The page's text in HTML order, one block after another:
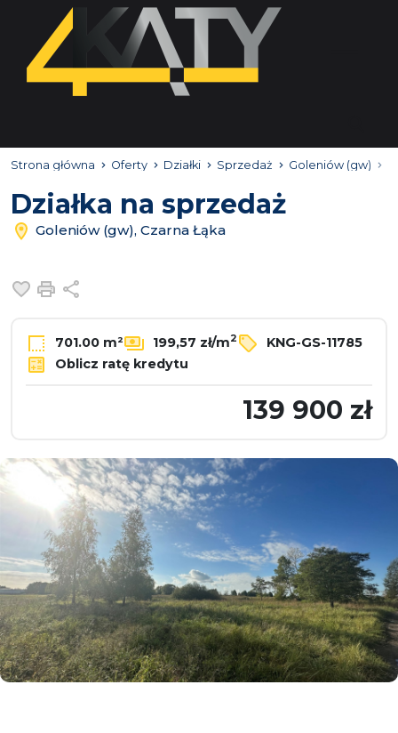
Strona główna Oferty Działki Sprzedaż Goleniów (gw)
Działka na sprzedaż
Goleniów (gw), Czarna Łąka
Dodaj do ulubionych
Drukuj
701.00 m² 199,57 zł/m2
KNG-GS-11785
Oblicz ratę kredytu
139 900 zł